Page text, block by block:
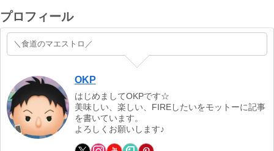
プロフィール
＼食道のマエストロ／
OKP
はじめましてOKPです☆
美味しい、楽しい、FIREしたいをモットーに記事
を書いています。
よろしくお願いします♪